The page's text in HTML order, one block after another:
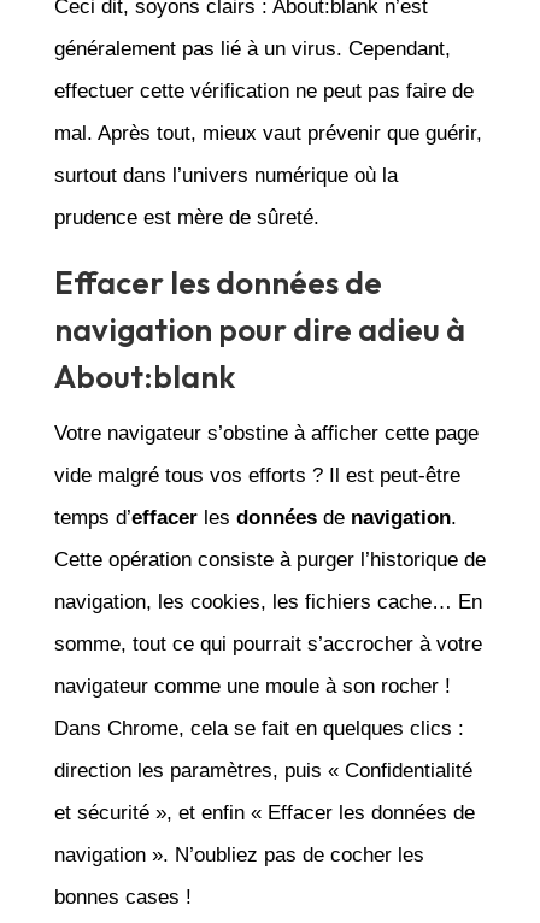
Ceci dit, soyons clairs : About:blank n’est
généralement pas lié à un virus. Cependant,
effectuer cette vérification ne peut pas faire de
mal. Après tout, mieux vaut prévenir que guérir,
surtout dans l’univers numérique où la
prudence est mère de sûreté.
Effacer les données de
navigation pour dire adieu à
About:blank
Votre navigateur s’obstine à afficher cette page
vide malgré tous vos efforts ? Il est peut-être
temps d’effacerles donnéesde navigation.
Cette opération consiste à purger l’historique de
navigation, les cookies, les fichiers cache… En
somme, tout ce qui pourrait s’accrocher à votre
navigateur comme une moule à son rocher !
Dans Chrome, cela se fait en quelques clics :
direction les paramètres, puis « Confidentialité
et sécurité », et enfin « Effacer les données de
navigation ». N’oubliez pas de cocher les
bonnes cases !